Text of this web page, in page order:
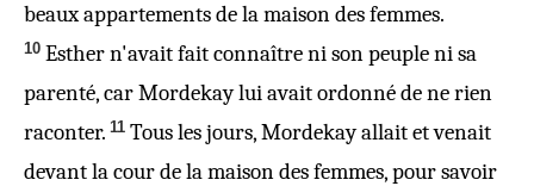
beaux appartements de la maison des femmes.
10 Esther n'avait fait connaître ni son peuple ni sa
parenté, car Mordekay lui avait ordonné de ne rien
raconter. 11 Tous les jours, Mordekay allait et venait
devant la cour de la maison des femmes, pour savoir